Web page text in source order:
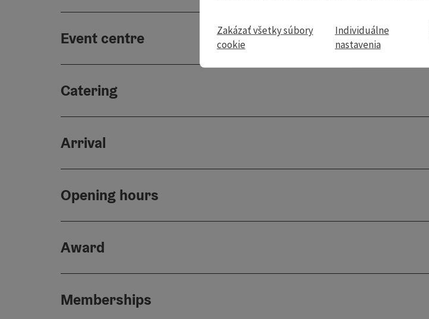
Event centre
Catering
Arrival
Opening hours
Award
Memberships
Zakázať všetky súbory
cookie
Individuálne
nastavenia